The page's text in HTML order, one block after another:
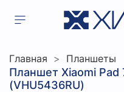
Главная Планшеты
Планшет Xiaomi Pad
(VHU5436RU)